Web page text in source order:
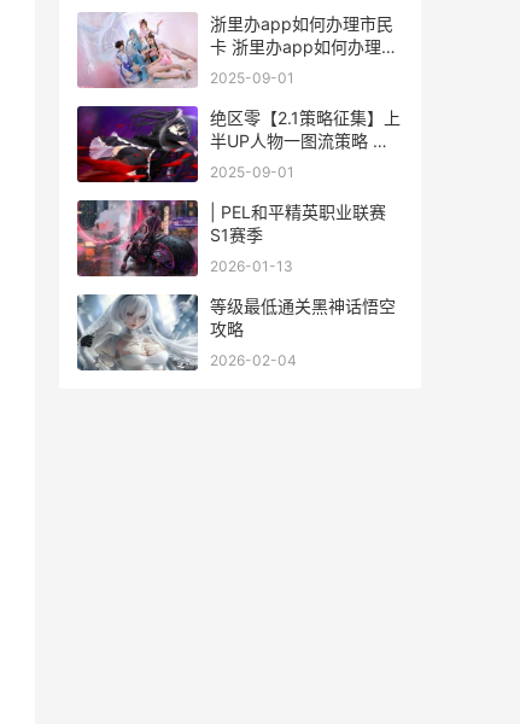
浙里办app如何办理市民
卡 浙里办app如何办理居
住证
2025-09-01
绝区零【2.1策略征集】上
半UP人物一图流策略 策
略性知识
2025-09-01
| PEL和平精英职业联赛
S1赛季
2026-01-13
等级最低通关黑神话悟空
攻略
2026-02-04